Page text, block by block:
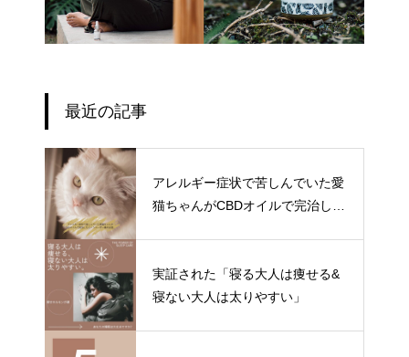
最近の記事
アレルギー症状で苦しんでいた愛
猫ちゃんがCBDオイルで完治した
実証された「寝る大人は痩せる&
寝ない大人は太りやすい」